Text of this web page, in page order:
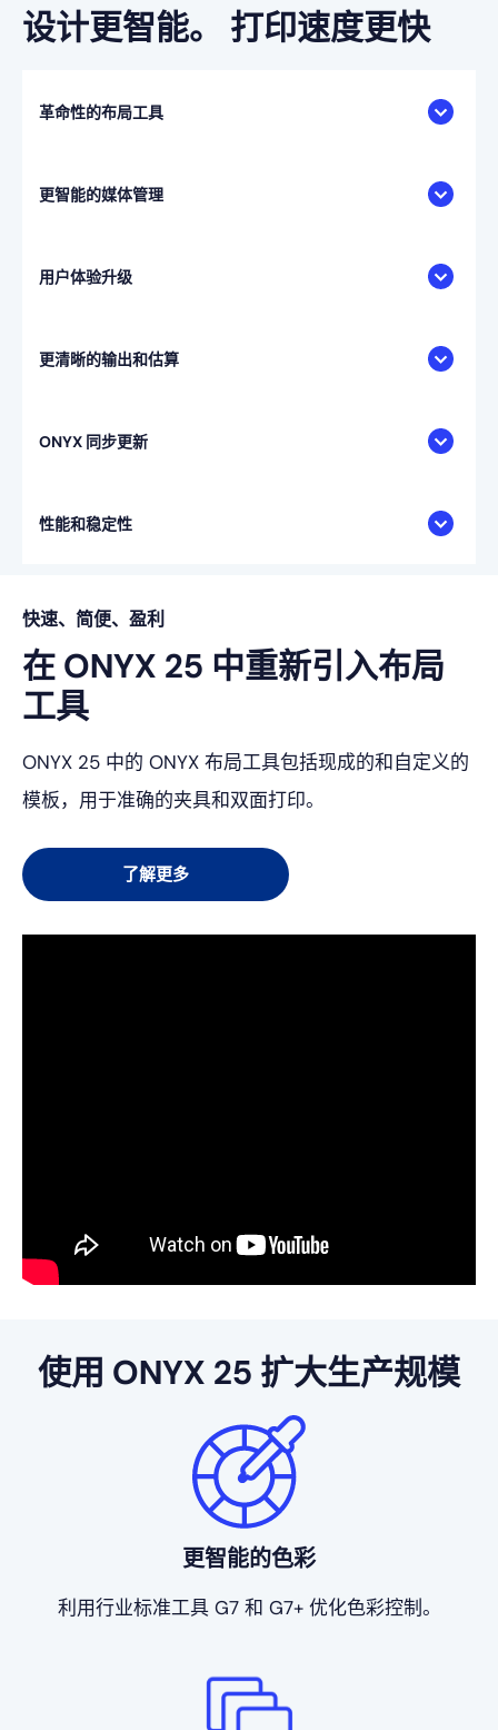
设计更智能。 打印速度更快
革命性的布局工具
更智能的媒体管理
用户体验升级
更清晰的输出和估算
ONYX 同步更新
性能和稳定性
快速、简便、盈利
在 ONYX 25 中重新引入布局
工具
ONYX 25 中的 ONYX 布局工具包括现成的和自定义的
模板，用于准确的夹具和双面打印。
了解更多
使用 ONYX 25 扩大生产规模
更智能的色彩
利用行业标准工具 G7 和 G7+ 优化色彩控制。